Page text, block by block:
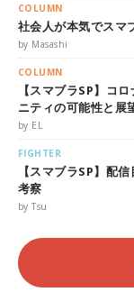
COLUMN
社会人が本気でスマ
by Masashi
COLUMN
【スマブラSP】コ
ニティの可能性と展
by EL
FIGHTER
【スマブラSP】配
考察
by Tsu